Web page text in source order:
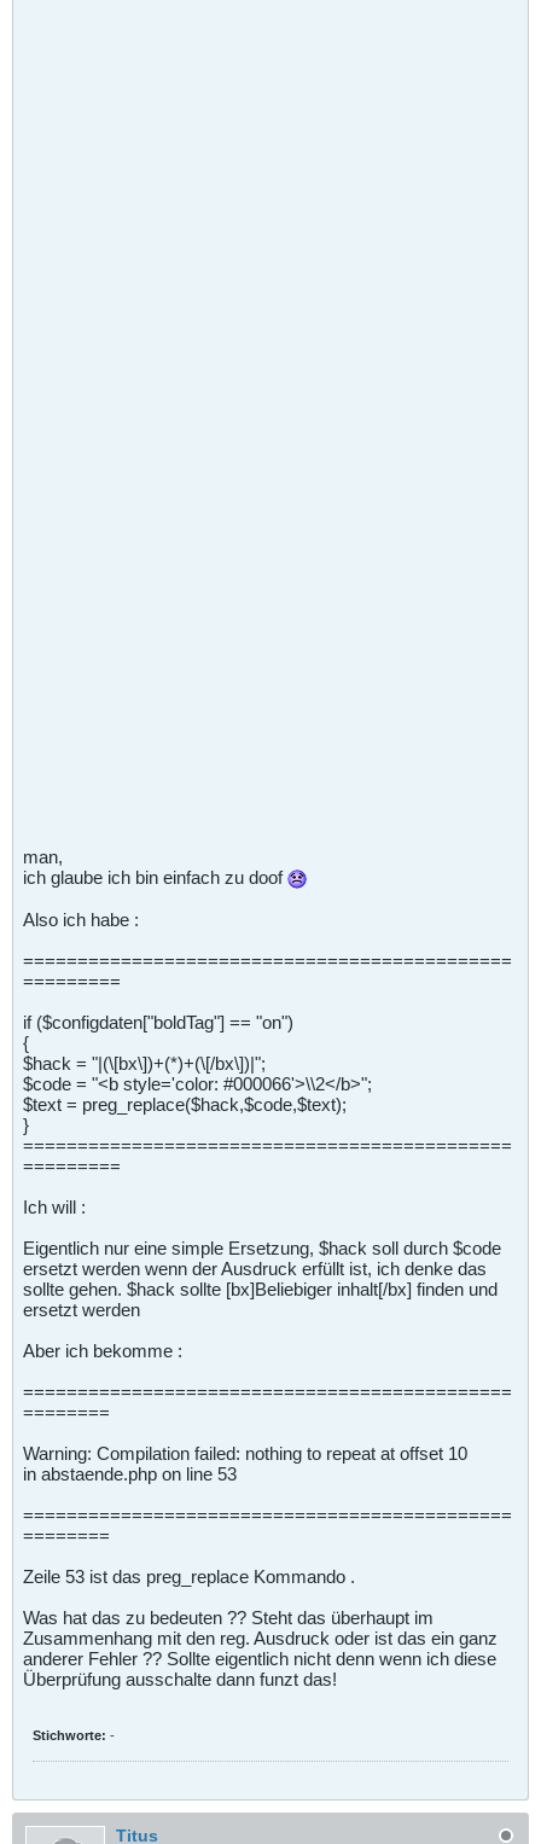
man,
ich glaube ich bin einfach zu doof
Also ich habe :
=============================================
=========
if ($configdaten["boldTag"] == "on")
{
$hack = "|(\[bx\])+(*)+(\[/bx\])|";
$code = "<b style='color: #000066'>\\2</b>";
$text = preg_replace($hack,$code,$text);
}
=============================================
=========
Ich will :
Eigentlich nur eine simple Ersetzung, $hack soll durch $code
ersetzt werden wenn der Ausdruck erfüllt ist, ich denke das
sollte gehen. $hack sollte [bx]Beliebiger inhalt[/bx] finden und
ersetzt werden
Aber ich bekomme :
=============================================
========
Warning: Compilation failed: nothing to repeat at offset 10
in abstaende.php on line 53
=============================================
========
Zeile 53 ist das preg_replace Kommando .
Was hat das zu bedeuten ?? Steht das überhaupt im
Zusammenhang mit den reg. Ausdruck oder ist das ein ganz
anderer Fehler ?? Sollte eigentlich nicht denn wenn ich diese
Überprüfung ausschalte dann funzt das!
Stichworte: -
Titus